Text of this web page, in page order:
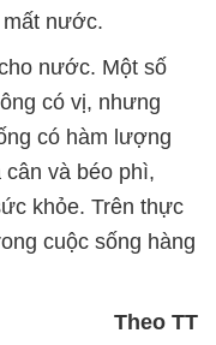
nước.
nước. Một số
có vị, nhưng
có hàm lượng
và béo phì,
khỏe. Trên thực
cuộc sống hàng
Theo TT